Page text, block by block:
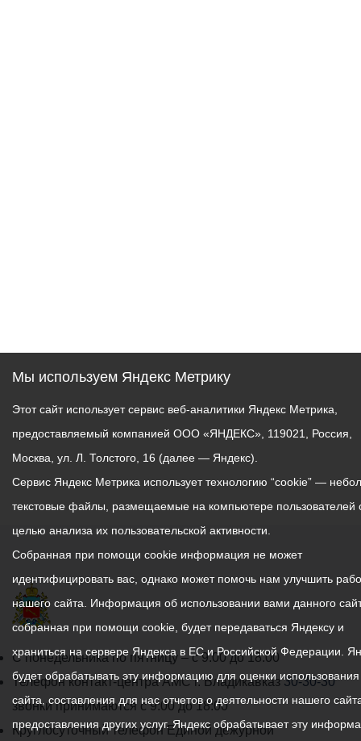
График
работы
администрации
местного
С понедельника по пятницу – с 9.00 до 18.00
Телефон контакт-центра АМС г. Владикавказ30-30-30
звонки принимаются с 9:00 до 18:00
Круглосуточный телефон Единой дежурной
Мы используем Яндекс Метрику
Этот сайт использует сервис веб-аналитики Яндекс Метрика,
предоставляемый компанией ООО «ЯНДЕКС», 119021, Россия,
Москва, ул. Л. Толстого, 16 (далее — Яндекс).
Сервис Яндекс Метрика использует технологию “cookie” —
текстовые файлы, размещаемые на компьютере пользователей
целью анализа их пользовательской активности.
Собранная при помощи cookie информация не может
идентифицировать вас, однако может помочь нам улучшить
нашего сайта. Информация об использовании вами данного
собранная при помощи cookie, будет передаваться Яндексу и
храниться на сервере Яндекса в ЕС и Российской Федерации.
будет обрабатывать эту информацию для оценки
сайта, составления для нас отчетов о деятельности нашего
предоставления других услуг. Яндекс обрабатывает эту